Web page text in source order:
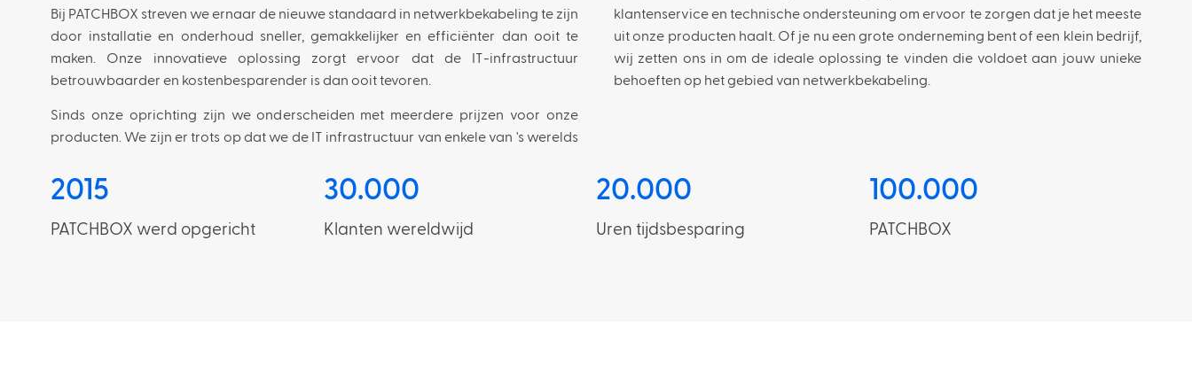
Bij PATCHBOX streven we ernaar de nieuwe standaard in netwerkbekabeling te zijn
door installatie en onderhoud sneller, gemakkelijker en efficiënter dan ooit te
maken. Onze innovatieve oplossing zorgt ervoor dat de IT-infrastructuur
betrouwbaarder en kostenbesparender is dan ooit tevoren.
Sinds onze oprichting zijn we onderscheiden met meerdere prijzen voor onze
producten. We zijn er trots op dat we de IT infrastructuur van enkele van 's werelds
klantenservice en technische ondersteuning om ervoor te zorgen dat je het meeste
uit onze producten haalt. Of je nu een grote onderneming bent of een klein bedrijf,
wij zetten ons in om de ideale oplossing te vinden die voldoet aan jouw unieke
behoeften op het gebied van netwerkbekabeling.
PATCHBOX werd opgericht
2015
Klanten wereldwijd
30.000
Uren tijdsbesparing
20.000
PATCHBOX
100.000